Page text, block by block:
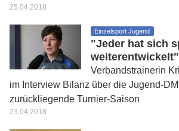
25.04.2018
Einzelsport Jugend
"Jeder hat sich
weiterentwickelt"
Verbandstrainerin
im Interview Bilanz über die Jugend-
zurückliegende Turnier-Saison
23.04.2018